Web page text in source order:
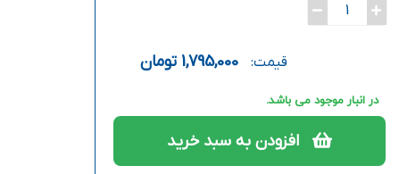
1
قیمت: 1,795,000 تومان
در انبار موجود می باشد.
افزودن به سبد خرید